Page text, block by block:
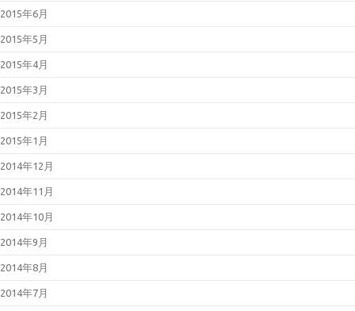
2015年6月
2015年5月
2015年4月
2015年3月
2015年2月
2015年1月
2014年12月
2014年11月
2014年10月
2014年9月
2014年8月
2014年7月